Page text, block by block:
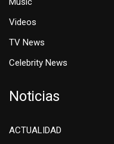
Videos
TV News
Celebrity News
Noticias
ACTUALIDAD